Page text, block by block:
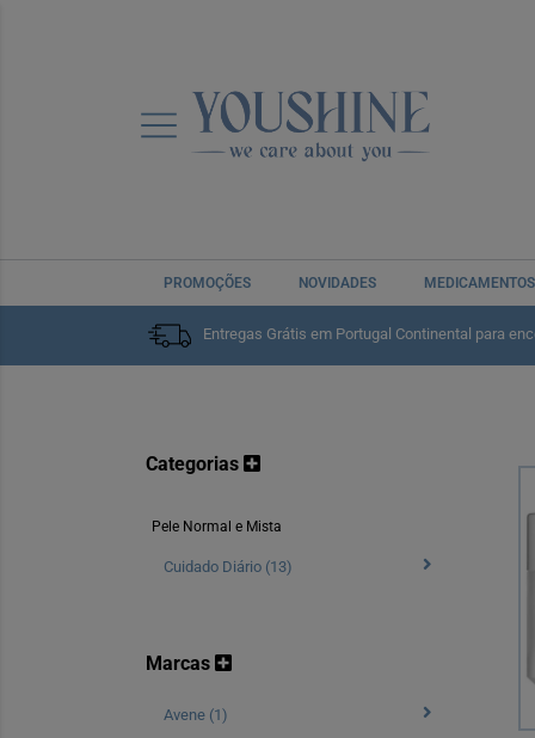
PROMOÇÕES NOVIDADES MEDICAMENTOS
Entregas Grátis em Portugal Continental para
Cuidado Diário
Categorias
Pele Normal e Mista
Cuidado Diário (13)
Marcas
Avene (1)